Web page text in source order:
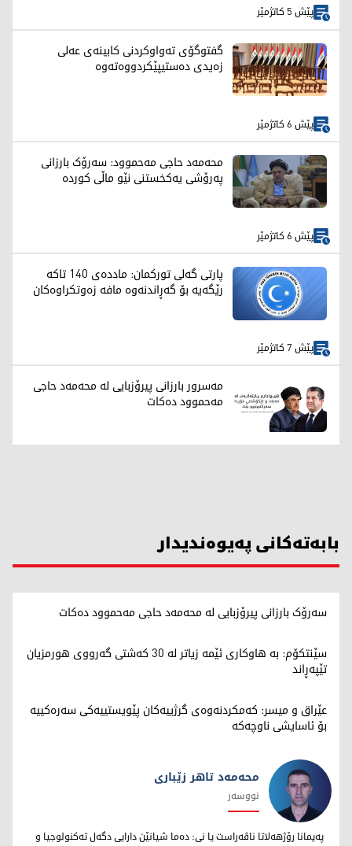
پێش 5 کاتژمێر
گفتوگۆی تەواوكردنی كابینەی عەلی
زەیدی دەستیپێكردووەتەوە
پێش 6 کاتژمێر
محەمەد حاجی مەحموود: سەرۆک بارزانی
پەرۆشی یەکخستنی نێو ماڵی کوردە
پێش 6 کاتژمێر
پارتی گەلی تورکمان: ماددەی 140 تاکە
رێگەیە بۆ گەڕاندنەوە مافە زەوتکراوەکان
پێش 7 کاتژمێر
مەسرور بارزانی پیرۆزبایی لە محەمەد حاجی
مەحموود دەکات
بابەتەکانی پەیوەندیدار
سەرۆک بارزانی پیرۆزبایی لە محەمەد حاجی مەحموود دەکات
سێنتکۆم: بە هاوکاری ئێمە زیاتر لە 30 کەشتی گەرووی هورمزیان
تێپەڕاند
عێراق و میسر: کەمکردنەوەی گرژییەکان پێویستییەکی سەرەکییە
بۆ ئاسایشی ناوچەکە
محەمەد تاهر زێبارى
محەمەد تاهر زێبارى
نووسەر
پەیمانا رۆژهەلاتا ناڤەراست یا نى: دەما شیانێن دارایى دگەل تەکنولوجیا و